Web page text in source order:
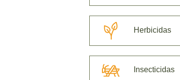
Herbicidas
Insecticidas